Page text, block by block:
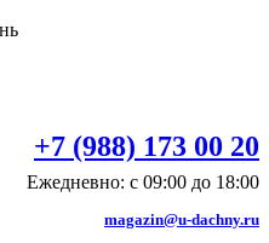
+7 (988) 173 00 20
Ежедневно: с 09:00 до 18:00
magazin@u-dachny.ru